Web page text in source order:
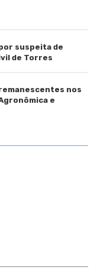
suspeita de
de Torres
nos
e